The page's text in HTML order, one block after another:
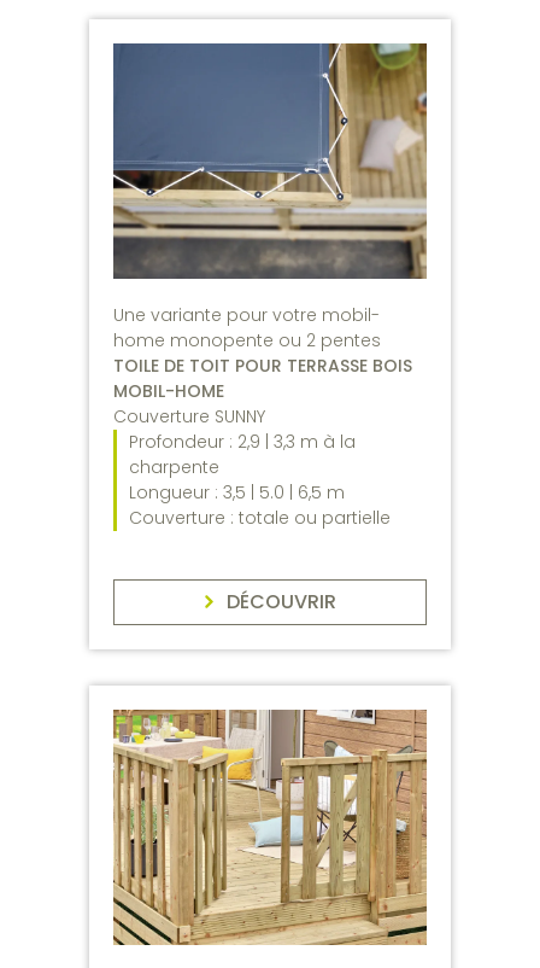
Une variante pour votre mobil-
home monopente ou 2 pentes
TOILE DE TOIT POUR TERRASSE BOIS
MOBIL-HOME
Couverture SUNNY
Profondeur : 2,9 | 3,3 m à la
charpente
Longueur : 3,5 | 5.0 | 6,5 m
Couverture : totale ou partielle
DÉCOUVRIR